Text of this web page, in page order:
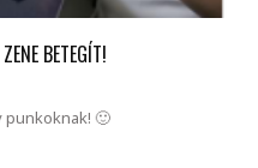
BETEGÍT!
🙂